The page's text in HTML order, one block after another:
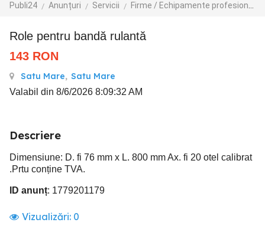
Publi24 Anunțuri Servicii Firme / Echipamente profesionale
role pentru bandă rulantă
143 RON
Satu Mare, Satu Mare
Valabil din 8/6/2026 8:09:32 AM
Descriere
Dimensiune: D. fi 76 mm x L. 800 mm Ax. fi 20 otel calibrat
.Prtu conține TVA.
ID anunț: 1779201179
Vizualizări: 0